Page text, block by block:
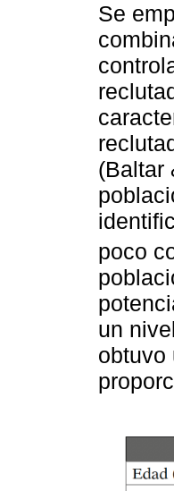
Se
(Baltar
poco
un
obtuvo